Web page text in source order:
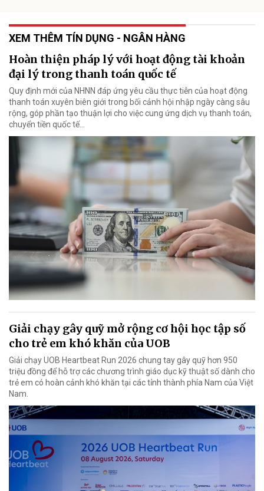
XEM THÊM TÍN DỤNG - NGÂN HÀNG
Hoàn thiện pháp lý với hoạt động tài khoản
đại lý trong thanh toán quốc tế
Quy định mới của NHNN đáp ứng yêu cầu thực tiễn của hoạt động
thanh toán xuyên biên giới trong bối cảnh hội nhập ngày càng sâu
rộng, góp phần tạo thuận lợi cho việc cung ứng dịch vụ thanh toán,
chuyển tiền quốc tế...
Giải chạy gây quỹ mở rộng cơ hội học tập số
cho trẻ em khó khăn của UOB
Giải chạy UOB Heartbeat Run 2026 chung tay gây quỹ hơn 950
triệu đồng để hỗ trợ các chương trình giáo dục kỹ thuật số dành cho
trẻ em có hoàn cảnh khó khăn tại các tỉnh thành phía Nam của Việt
Nam.